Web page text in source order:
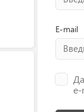
E-mail
e-